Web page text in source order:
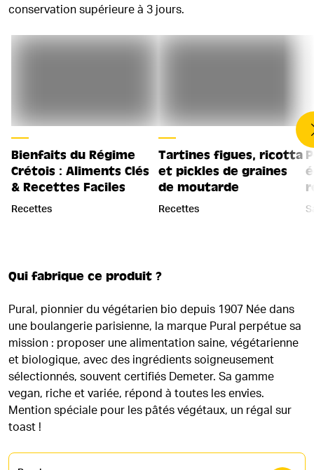
conservation supérieure à 3 jours.
Bienfaits du Régime
Crétois : Aliments Clés
& Recettes Faciles
Recettes
Tartines figues, ricotta
et pickles de graines
de moutarde
Recettes
Qui fabrique ce produit ?
Pural, pionnier du végétarien bio depuis 1907 Née dans
une boulangerie parisienne, la marque Pural perpétue sa
mission : proposer une alimentation saine, végétarienne
et biologique, avec des ingrédients soigneusement
sélectionnés, souvent certifiés Demeter. Sa gamme
vegan, riche et variée, répond à toutes les envies.
Mention spéciale pour les pâtés végétaux, un régal sur
toast !